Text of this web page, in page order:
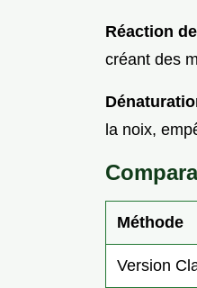
Réaction
créant des
la noix,
Méthode
Version